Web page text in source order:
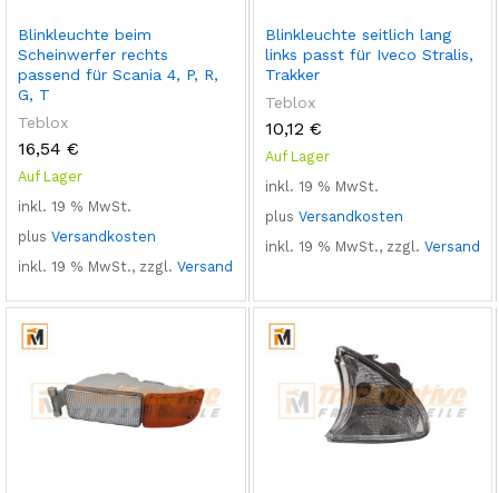
Blinkleuchte beim
Scheinwerfer rechts
passend für Scania 4, P, R,
G, T
Teblox
16,54 €
Auf Lager
inkl. 19 % MwSt.
plus Versandkosten
inkl. 19 % MwSt., zzgl. Versand
Blinkleuchte seitlich lang
links passt für Iveco Stralis,
Trakker
Teblox
10,12 €
Auf Lager
inkl. 19 % MwSt.
plus Versandkosten
inkl. 19 % MwSt., zzgl. Versand